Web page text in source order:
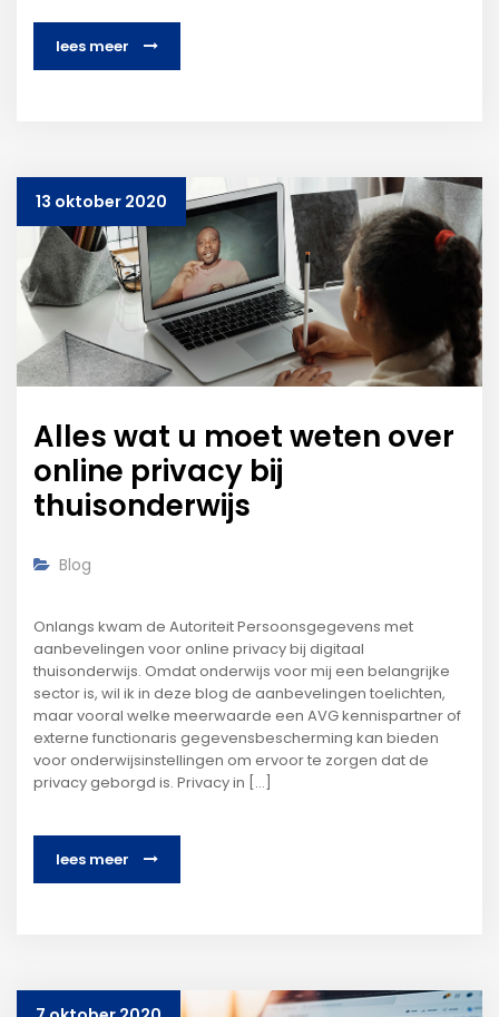
lees meer
13 oktober 2020
Alles wat u moet weten over
online privacy bij
thuisonderwijs
Blog
Onlangs kwam de Autoriteit Persoonsgegevens met
aanbevelingen voor online privacy bij digitaal
thuisonderwijs. Omdat onderwijs voor mij een belangrijke
sector is, wil ik in deze blog de aanbevelingen toelichten,
maar vooral welke meerwaarde een AVG kennispartner of
externe functionaris gegevensbescherming kan bieden
voor onderwijsinstellingen om ervoor te zorgen dat de
privacy geborgd is. Privacy in […]
lees meer